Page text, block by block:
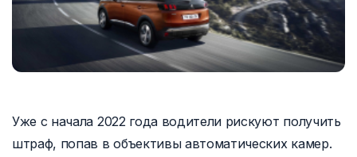
Уже с начала 2022 года водители рискуют получить
штраф, попав в объективы автоматических камер.